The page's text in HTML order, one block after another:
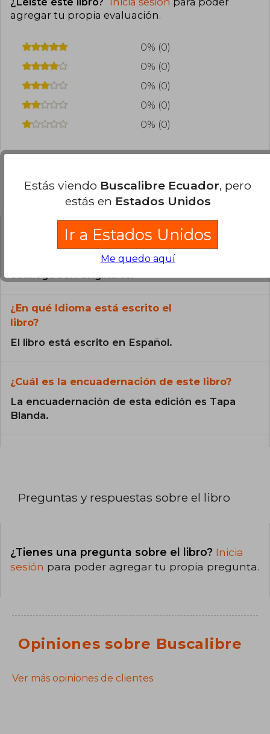
agregar tu propia evaluación.
0% (0)
0% (0)
0% (0)
0% (0)
0% (0)
Preguntas frecuentes sobre el libro
¿El libro es original?
Todos los libros de nuestro
¿En qué Idioma está escrito el
libro?
El libro está escrito en Español.
¿Cuál es la encuadernación de este libro?
La encuadernación de esta edición es Tapa
Blanda.
Preguntas y respuestas sobre el libro
¿Tienes una pregunta sobre el libro? Inicia
sesión para poder agregar tu propia pregunta.
Opiniones sobre Buscalibre
Ver más opiniones de clientes
Estás viendo Buscalibre Ecuador, pero
estás en Estados Unidos
Ir a Estados Unidos
Me quedo aquí